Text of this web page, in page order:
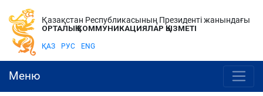
Қазақстан Республикасының Президенті жанындағы
ОРТАЛЫҚ КОММУНИКАЦИЯЛАР ҚЫЗМЕТІ
ҚАЗ РУС ENG
Меню